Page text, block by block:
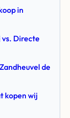
in
Directe
de
kopen wij